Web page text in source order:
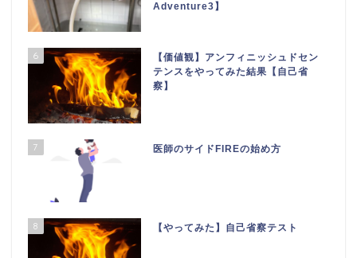
Adventure3】
6
【価値観】アンフィニッシュドセン
テンスをやってみた結果【自己省
察】
7 医師のサイドFIREの始め方
8 【やってみた】自己省察テスト